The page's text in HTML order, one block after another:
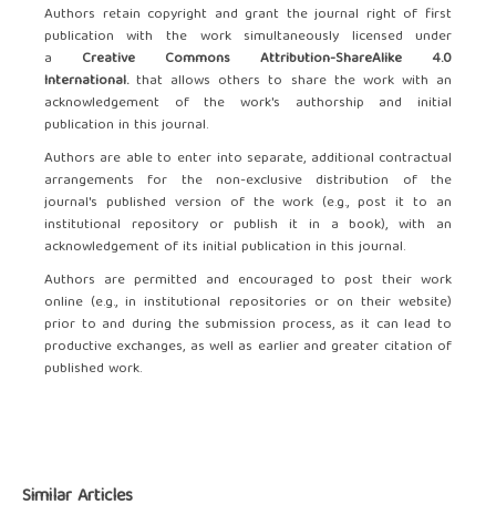
Authors retain copyright and grant the journal right of first
publication with the work simultaneously licensed under
a Creative Commons Attribution-ShareAlike 4.0
International.that allows others to share the work with an
acknowledgement of the work's authorship and initial
publication in this journal.
Authors are able to enter into separate, additional contractual
arrangements for the non-exclusive distribution of the
journal's published version of the work (e.g., post it to an
institutional repository or publish it in a book), with an
acknowledgement of its initial publication in this journal.
Authors are permitted and encouraged to post their work
online (e.g., in institutional repositories or on their website)
prior to and during the submission process, as it can lead to
productive exchanges, as well as earlier and greater citation of
published work.
Similar Articles